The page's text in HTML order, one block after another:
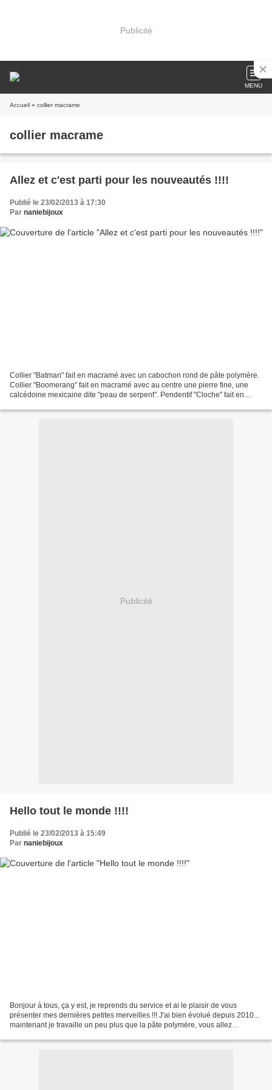
Publicité
MENU
Accueil » collier macrame
collier macrame
Allez et c'est parti pour les nouveautés !!!!
Publié le 23/02/2013 à 17:30
Par naniebijoux
Collier "Batman" fait en macramé avec un cabochon rond de pâte polymère.
Collier "Boomerang" fait en macramé avec au centre une pierre fine, une
calcédoine mexicaine dite "peau de serpent". Pendentif "Cloche" fait en
Publicité
Hello tout le monde !!!!
Publié le 23/02/2013 à 15:49
Par naniebijoux
Bonjour à tous, ça y est, je reprends du service et ai le plaisir de vous
présenter mes dernières petites merveilles !!! J'ai bien évolué depuis 2010...
maintenant je travaille un peu plus que la pâte polymère, vous allez